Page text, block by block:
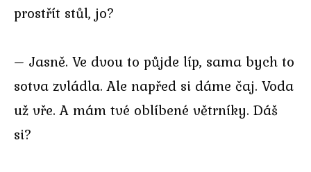
prostřít stůl, jo?
– Jasně. Ve dvou to půjde líp, sama bych to
sotva zvládla. Ale napřed si dáme čaj. Voda
už vře. A mám tvé oblíbené větrníky. Dáš
si?